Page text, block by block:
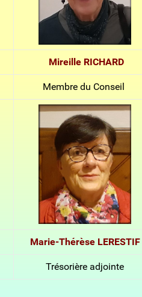
Mireille RICHARD
Membre du Conseil
Marie-Thérèse LERESTIF
Trésorière adjointe